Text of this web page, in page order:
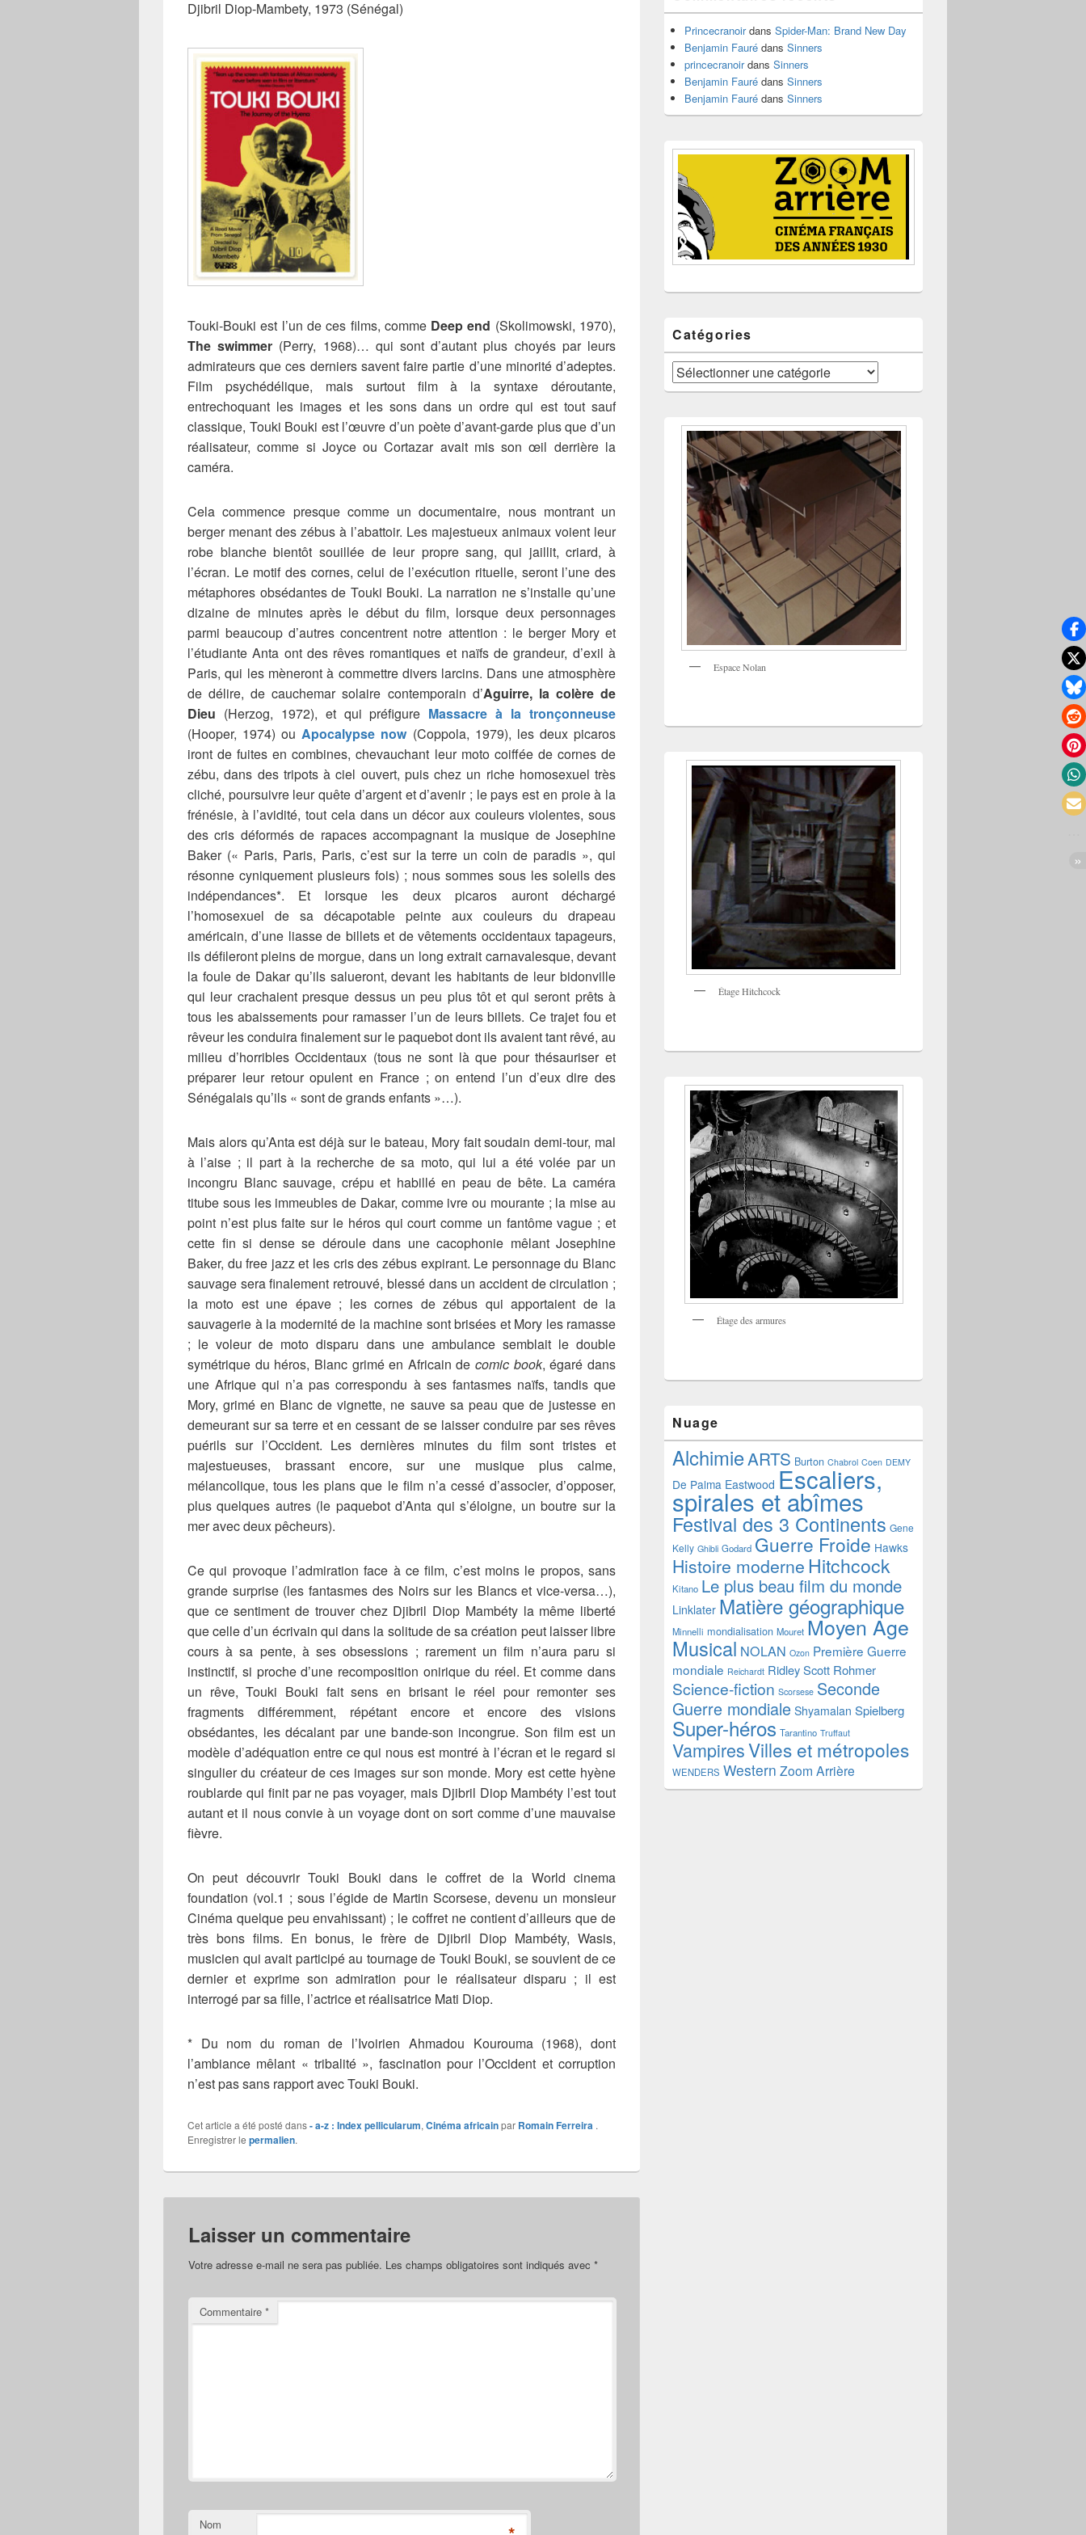
Djibril Diop-Mambety, 1973 (Sénégal)
Touki-Bouki est l’un de ces films, comme Deep end (Skolimowski, 1970),
The swimmer (Perry, 1968)… qui sont d’autant plus choyés par leurs
admirateurs que ces derniers savent faire partie d’une minorité d’adeptes.
Film psychédélique, mais surtout film à la syntaxe déroutante,
entrechoquant les images et les sons dans un ordre qui est tout sauf
classique, Touki Bouki est l’œuvre d’un poète d’avant-garde plus que d’un
réalisateur, comme si Joyce ou Cortazar avait mis son œil derrière la
caméra.
Cela commence presque comme un documentaire, nous montrant un
berger menant des zébus à l’abattoir. Les majestueux animaux voient leur
robe blanche bientôt souillée de leur propre sang, qui jaillit, criard, à
l’écran. Le motif des cornes, celui de l’exécution rituelle, seront l’une des
métaphores obsédantes de Touki Bouki. La narration ne s’installe qu’une
dizaine de minutes après le début du film, lorsque deux personnages
parmi beaucoup d’autres concentrent notre attention : le berger Mory et
l’étudiante Anta ont des rêves romantiques et naïfs de grandeur, d’exil à
Paris, qui les mèneront à commettre divers larcins. Dans une atmosphère
de délire, de cauchemar solaire contemporain d’Aguirre, la colère de
Dieu (Herzog, 1972), et qui préfigure Massacre à la tronçonneuse
(Hooper, 1974) ouApocalypse now (Coppola, 1979), les deux picaros
iront de fuites en combines, chevauchant leur moto coiffée de cornes de
zébu, dans des tripots à ciel ouvert, puis chez un riche homosexuel très
cliché, poursuivre leur quête d’argent et d’avenir ; le pays est en proie à la
frénésie, à l’avidité, tout cela dans un décor aux couleurs violentes, sous
des cris déformés de rapaces accompagnant la musique de Josephine
Baker (« Paris, Paris, Paris, c’est sur la terre un coin de paradis », qui
résonne cyniquement plusieurs fois) ; nous sommes sous les soleils des
indépendances*. Et lorsque les deux picaros auront déchargé
l’homosexuel de sa décapotable peinte aux couleurs du drapeau
américain, d’une liasse de billets et de vêtements occidentaux tapageurs,
ils défileront pleins de morgue, dans un long extrait carnavalesque, devant
la foule de Dakar qu’ils salueront, devant les habitants de leur bidonville
qui leur crachaient presque dessus un peu plus tôt et qui seront prêts à
tous les abaissements pour ramasser l’un de leurs billets. Ce trajet fou et
rêveur les conduira finalement sur le paquebot dont ils avaient tant rêvé, au
milieu d’horribles Occidentaux (tous ne sont là que pour thésauriser et
préparer leur retour opulent en France ; on entend l’un d’eux dire des
Sénégalais qu’ils « sont de grands enfants »…).
Mais alors qu’Anta est déjà sur le bateau, Mory fait soudain demi-tour, mal
à l’aise ; il part à la recherche de sa moto, qui lui a été volée par un
incongru Blanc sauvage, crépu et habillé en peau de bête. La caméra
titube sous les immeubles de Dakar, comme ivre ou mourante ; la mise au
point n’est plus faite sur le héros qui court comme un fantôme vague ; et
cette fin si dense se déroule dans une cacophonie mêlant Josephine
Baker, du free jazz et les cris des zébus expirant. Le personnage du Blanc
sauvage sera finalement retrouvé, blessé dans un accident de circulation ;
la moto est une épave ; les cornes de zébus qui apportaient de la
sauvagerie à la modernité de la machine sont brisées et Mory les ramasse
; le voleur de moto disparu dans une ambulance semblait le double
symétrique du héros, Blanc grimé en Africain decomic book, égaré dans
une Afrique qui n’a pas correspondu à ses fantasmes naïfs, tandis que
Mory, grimé en Blanc de vignette, ne sauve sa peau que de justesse en
demeurant sur sa terre et en cessant de se laisser conduire par ses rêves
puérils sur l’Occident. Les dernières minutes du film sont tristes et
majestueuses, brassant encore, sur une musique plus calme,
mélancolique, tous les plans que le film n’a cessé d’associer, d’opposer,
plus quelques autres (le paquebot d’Anta qui s’éloigne, un boutre sur la
mer avec deux pêcheurs).
Ce qui provoque l’admiration face à ce film, c’est moins le propos, sans
grande surprise (les fantasmes des Noirs sur les Blancs et vice-versa…),
que ce sentiment de trouver chez Djibril Diop Mambéty la même liberté
que celle d’un écrivain qui dans la solitude de sa création peut laisser libre
cours à sa pente, à ses obsessions ; rarement un film n’aura paru si
instinctif, si proche d’une recomposition onirique du réel. Et comme dans
un rêve, Touki Bouki fait sens en brisant le réel pour remonter ses
fragments différemment, répétant encore et encore des visions
obsédantes, les décalant par une bande-son incongrue. Son film est un
modèle d’adéquation entre ce qui nous est montré à l’écran et le regard si
singulier du créateur de ces images sur son monde. Mory est cette hyène
roublarde qui finit par ne pas voyager, mais Djibril Diop Mambéty l’est tout
autant et il nous convie à un voyage dont on sort comme d’une mauvaise
fièvre.
On peut découvrir Touki Bouki dans le coffret de la World cinema
foundation (vol.1 ; sous l’égide de Martin Scorsese, devenu un monsieur
Cinéma quelque peu envahissant) ; le coffret ne contient d’ailleurs que de
très bons films. En bonus, le frère de Djibril Diop Mambéty, Wasis,
musicien qui avait participé au tournage de Touki Bouki, se souvient de ce
dernier et exprime son admiration pour le réalisateur disparu ; il est
interrogé par sa fille, l’actrice et réalisatrice Mati Diop.
* Du nom du roman de l’Ivoirien Ahmadou Kourouma (1968), dont
l’ambiance mêlant « tribalité », fascination pour l’Occident et corruption
n’est pas sans rapport avec Touki Bouki.
Cet article a été posté dans- a-z : Index pellicularum, Cinéma africainpar Romain Ferreira .
Enregistrer le permalien.
Laisser un commentaire
Votre adresse e-mail ne sera pas publiée. Les champs obligatoires sont indiqués avec *
Commentaire *
Nom
latérale
Princecranoirdans Spider-Man: Brand New Day
Benjamin Fauré dans Sinners
princecranoirdans Sinners
Benjamin Fauré dans Sinners
Benjamin Fauré dans Sinners
Catégories
Catégories
Espace Nolan
Étage Hitchcock
Étage des armures
Nuage
AlchimieARTS Burton Chabrol Coen DEMY
De Palma Eastwood Escaliers,
spirales et abîmes
Festival des 3 Continents Gene
Kelly Ghibli Godard Guerre Froide Hawks
Histoire moderne Hitchcock
Kitano Le plus beau film du monde
Linklater Matière géographique
Minnelli mondialisation Mouret Moyen Age
Musical NOLAN Ozon Première Guerre
mondiale Reichardt Ridley Scott Rohmer
Science-fiction Scorsese Seconde
Guerre mondiale Shyamalan Spielberg
Super-héros Tarantino Truffaut
VampiresVilles et métropoles
WENDERS Western Zoom Arrière